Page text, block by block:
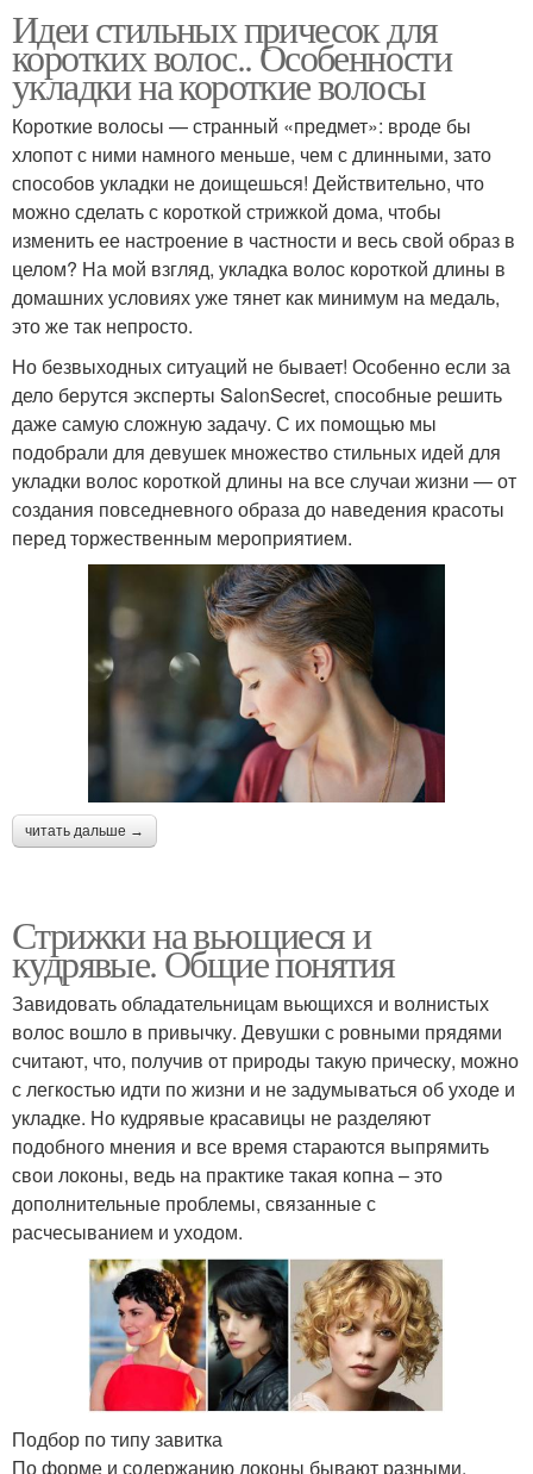
Идеи стильных причесок для
коротких волос.. Особенности
укладки на короткие волосы
Короткие волосы — странный «предмет»: вроде бы
хлопот с ними намного меньше, чем с длинными, зато
способов укладки не доищешься! Действительно, что
можно сделать с короткой стрижкой дома, чтобы
изменить ее настроение в частности и весь свой образ в
целом? На мой взгляд, укладка волос короткой длины в
домашних условиях уже тянет как минимум на медаль,
это же так непросто.
Но безвыходных ситуаций не бывает! Особенно если за
дело берутся эксперты SalonSecret, способные решить
даже самую сложную задачу. С их помощью мы
подобрали для девушек множество стильных идей для
укладки волос короткой длины на все случаи жизни — от
создания повседневного образа до наведения красоты
перед торжественным мероприятием.
читать дальше →
Стрижки на вьющиеся и
кудрявые. Общие понятия
Завидовать обладательницам вьющихся и волнистых
волос вошло в привычку. Девушки с ровными прядями
считают, что, получив от природы такую прическу, можно
с легкостью идти по жизни и не задумываться об уходе и
укладке. Но кудрявые красавицы не разделяют
подобного мнения и все время стараются выпрямить
свои локоны, ведь на практике такая копна – это
дополнительные проблемы, связанные с
расчесыванием и уходом.
Подбор по типу завитка
По форме и содержанию локоны бывают разными.